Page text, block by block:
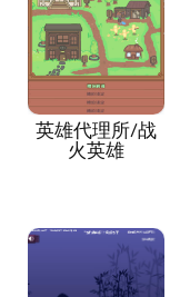
英雄代理所/战
火英雄